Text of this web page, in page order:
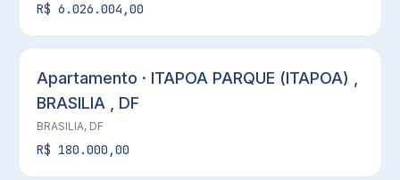
R$ 6.026.004,00
Apartamento · ITAPOA PARQUE (ITAPOA) ,
BRASILIA , DF
BRASILIA, DF
R$ 180.000,00